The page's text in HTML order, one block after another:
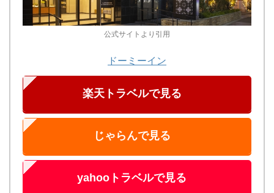
公式サイトより引用
ドーミーイン
楽天トラベルで見る
じゃらんで見る
yahooトラベルで見る